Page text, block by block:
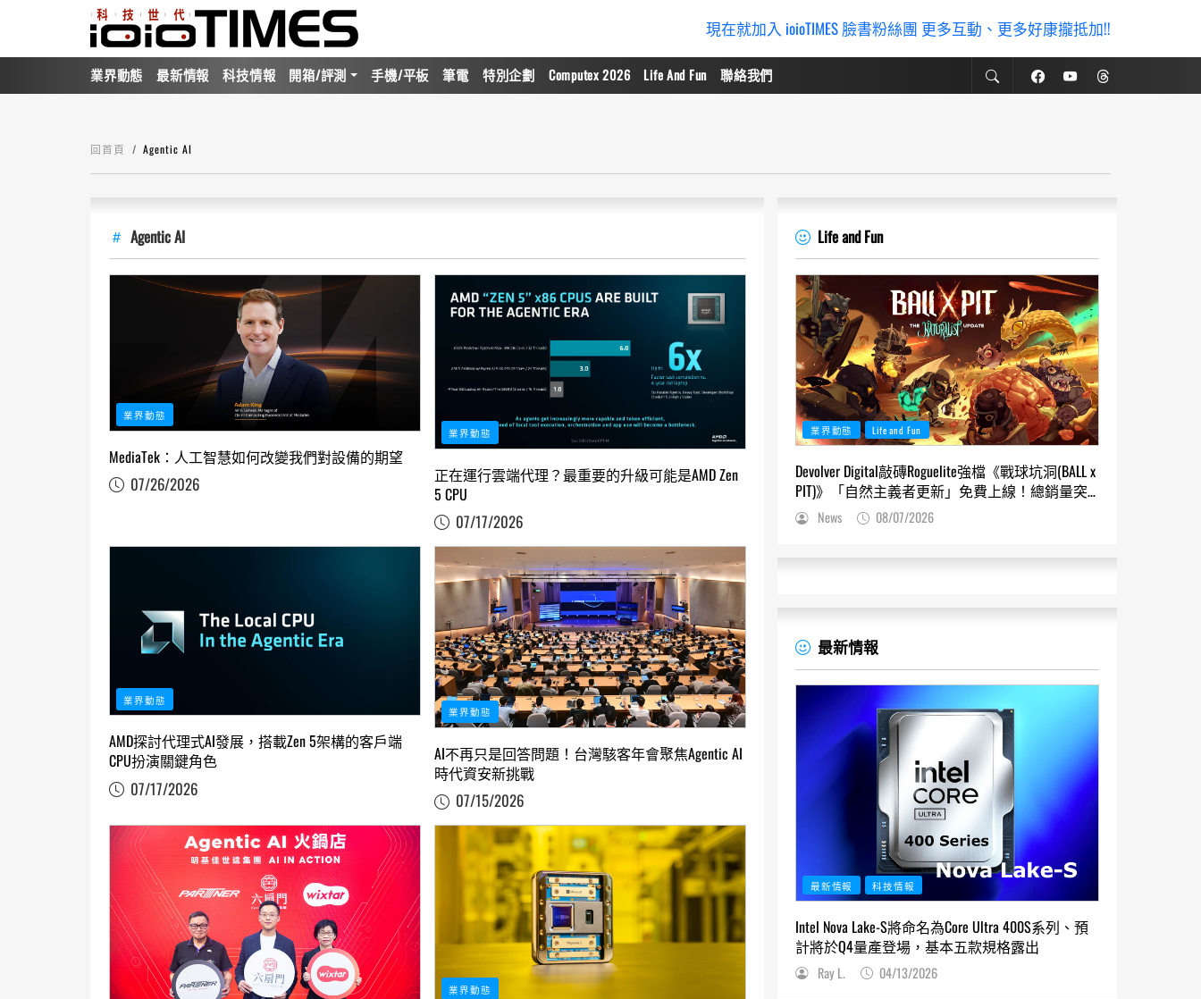
現在就加入 ioioTIMES 臉書粉絲團 更多互動、更多好康攏抵加!!
業界動態 最新情報 科技情報 開箱/評測 手機/平板 筆電 特別企劃 Computex 2026 Life And Fun 聯絡我們
回首頁 Agentic AI
Agentic AI
業界動態
MediaTek：人工智慧如何改變我們對設備的期望
07/26/2026
業界動態
正在運行雲端代理？最重要的升級可能是AMD Zen
5 CPU
07/17/2026
業界動態
AMD探討代理式AI發展，搭載Zen 5架構的客戶端
CPU扮演關鍵角色
07/17/2026
業界動態
AI不再只是回答問題！台灣駭客年會聚焦Agentic AI
時代資安新挑戰
07/15/2026
業界動態
Life and Fun
業界動態 Life and Fun
Devolver Digital敲磚Roguelite強檔《戰球坑洞(BALL x
PIT)》「自然主義者更新」免費上線！總銷量突
破200萬份，遊戲史低66折熱銷中
News 08/07/2026
最新情報
最新情報 科技情報
Intel Nova Lake-S將命名為Core Ultra 400S系列、預
計將於Q4量產登場，基本五款規格露出
Ray L. 04/13/2026